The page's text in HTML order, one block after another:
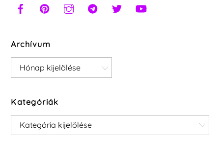
Archívum
Archívum
Kategóriák
Kategóriák